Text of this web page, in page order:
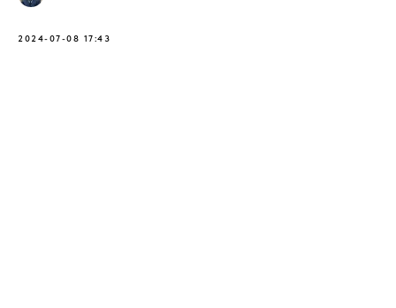
2024-07-08 17:43